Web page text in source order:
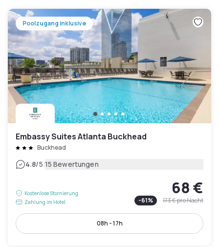
Poolzugang inklusive
Embassy Suites Atlanta Buckhead
Buckhead
4.8/5|15 Bewertungen
Kostenlose Stornierung
Zahlung im Hotel
68 €
-61% 173 €pro Nacht
08h - 17h